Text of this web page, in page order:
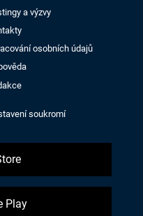
a výzvy
osobních údajů
soukromí
Play